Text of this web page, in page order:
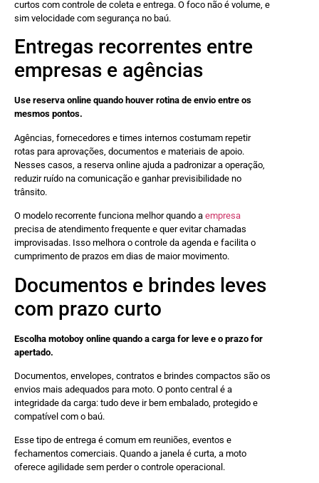
curtos com controle de coleta e entrega. O foco não é volume, e
sim velocidade com segurança no baú.
Entregas recorrentes entre
empresas e agências
Use reserva online quando houver rotina de envio entre os
mesmos pontos.
Agências, fornecedores e times internos costumam repetir
rotas para aprovações, documentos e materiais de apoio.
Nesses casos, a reserva online ajuda a padronizar a operação,
reduzir ruído na comunicação e ganhar previsibilidade no
trânsito.
O modelo recorrente funciona melhor quando a empresa
precisa de atendimento frequente e quer evitar chamadas
improvisadas. Isso melhora o controle da agenda e facilita o
cumprimento de prazos em dias de maior movimento.
Documentos e brindes leves
com prazo curto
Escolha motoboy online quando a carga for leve e o prazo for
apertado.
Documentos, envelopes, contratos e brindes compactos são os
envios mais adequados para moto. O ponto central é a
integridade da carga: tudo deve ir bem embalado, protegido e
compatível com o baú.
Esse tipo de entrega é comum em reuniões, eventos e
fechamentos comerciais. Quando a janela é curta, a moto
oferece agilidade sem perder o controle operacional.